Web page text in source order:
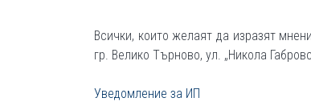
Всички, които желаят да изразят
гр. Велико Търново, ул. „Никола
Уведомление за ИП